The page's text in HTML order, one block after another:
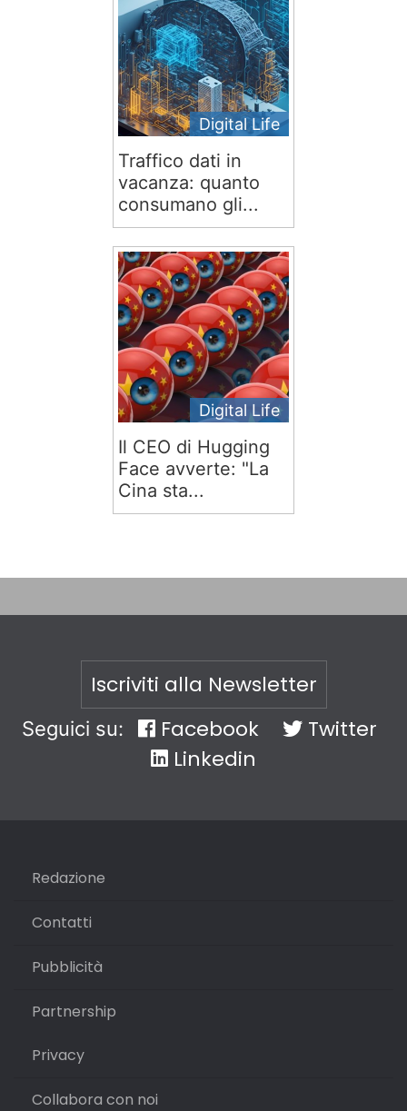
Digital Life
Traffico dati in
vacanza: quanto
consumano gli...
Digital Life
Il CEO di Hugging
Face avverte: "La
Cina sta...
Iscriviti alla Newsletter
Seguici su: Facebook
Twitter
Linkedin
Redazione
Contatti
Pubblicità
Partnership
Privacy
Collabora con noi